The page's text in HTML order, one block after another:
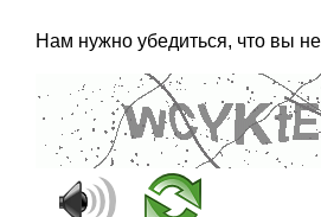
Нам нужно убедиться, что вы